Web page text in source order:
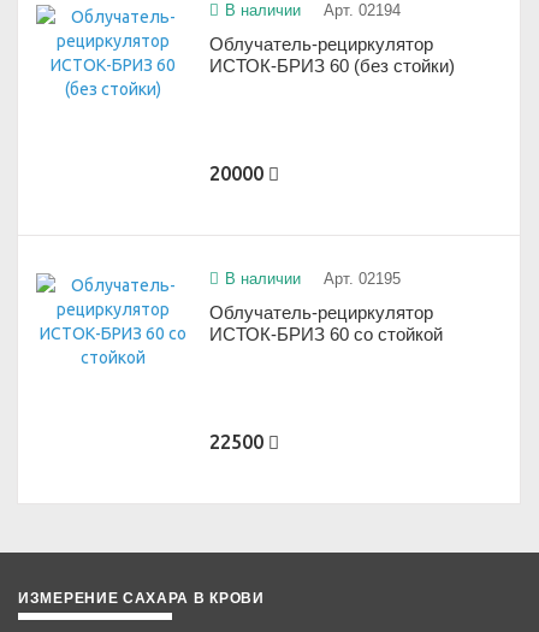
В наличии Арт. 02194
Облучатель-рециркулятор
ИСТОК-БРИЗ 60 (без стойки)
20000
В наличии Арт. 02195
Облучатель-рециркулятор
ИСТОК-БРИЗ 60 со стойкой
22500
ИЗМЕРЕНИЕ САХАРА В КРОВИ